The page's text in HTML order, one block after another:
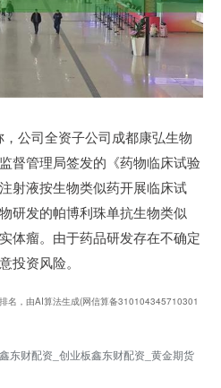
公司全资子公司成都康弘生物
督管理局签发的《药物临床试验
射液按生物类似药开展临床试
研发的帕博利珠单抗生物类似
体瘤。由于药品研发存在不确定
投资风险。
名，由AI算法生成(网信算备310104345710301
东财配资_创业板鑫东财配资_黄金期货